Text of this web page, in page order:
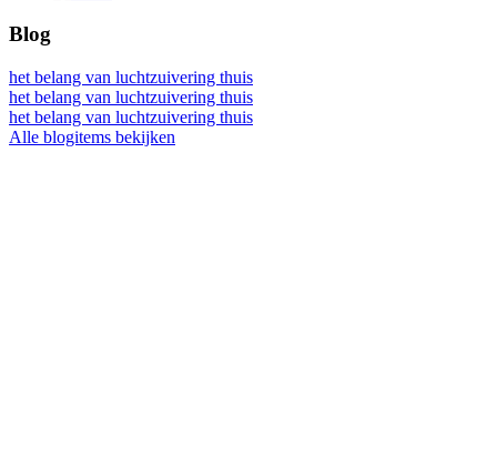
Blog
het belang van luchtzuivering thuis
het belang van luchtzuivering thuis
het belang van luchtzuivering thuis
Alle blogitems bekijken